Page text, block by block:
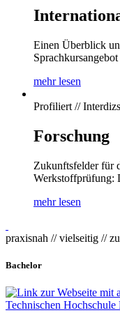
Einen Überblick
mehr lesen
Profiliert //
Forschung
Zukunftsfelder für
Werkstoffprüfung:
mehr lesen
praxisnah // vielseitig //
Bachelor